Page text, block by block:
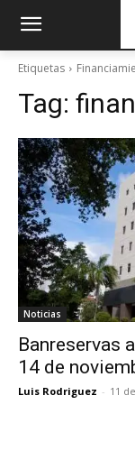
Etiquetas
Tag:
Noticias
Banreservas
14 de
Luis Rodriguez - 11